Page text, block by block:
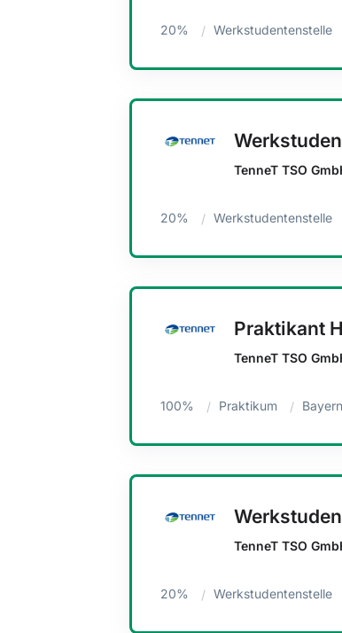
20% Werkstudentenstelle
TenneT TSO
20% Werkstudentenstelle
Praktikant
TenneT TSO
100% Praktikum
TenneT TSO
20% Werkstudentenstelle